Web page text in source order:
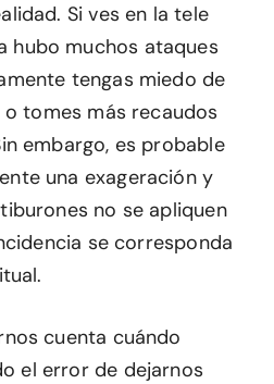
Si ves en la tele
hubo muchos ataques
tengas miedo de
tomes más recaudos
embargo, es probable
una exageración y
no se apliquen
se corresponda
cuenta cuándo
el error de dejarnos